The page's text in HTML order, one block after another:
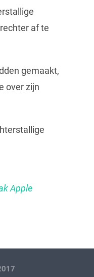
af te
gemaakt,
over zijn
Apple